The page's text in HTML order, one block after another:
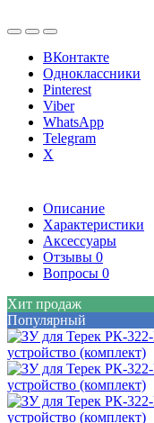
ВКонтакте
Одноклассники
Pinterest
Viber
WhatsApp
Telegram
X
Описание
Характеристики
Аксессуары
Отзывы 0
Вопросы 0
Хит продаж
Популярный